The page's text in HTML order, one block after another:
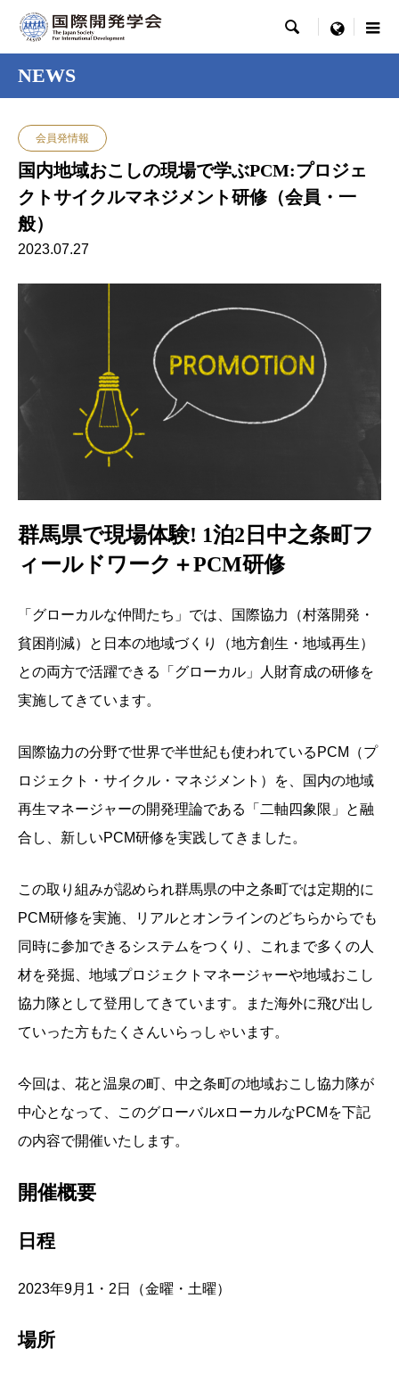
 menu
NEWS
会員発情報
国内地域おこしの現場で学ぶPCM:プロジェ
クトサイクルマネジメント研修（会員・一
般）
2023.07.27
群馬県で現場体験! 1泊2日中之条町フ
ィールドワーク＋PCM研修
「グローカルな仲間たち」では、国際協力（村落開発・
貧困削減）と日本の地域づくり（地方創生・地域再生）
との両方で活躍できる「グローカル」人財育成の研修を
実施してきています。
国際協力の分野で世界で半世紀も使われているPCM（プ
ロジェクト・サイクル・マネジメント）を、国内の地域
再生マネージャーの開発理論である「二軸四象限」と融
合し、新しいPCM研修を実践してきました。
この取り組みが認められ群馬県の中之条町では定期的に
PCM研修を実施、リアルとオンラインのどちらからでも
同時に参加できるシステムをつくり、これまで多くの人
材を発掘、地域プロジェクトマネージャーや地域おこし
協力隊として登用してきています。また海外に飛び出し
ていった方もたくさんいらっしゃいます。
今回は、花と温泉の町、中之条町の地域おこし協力隊が
中心となって、このグローバルxローカルなPCMを下記
の内容で開催いたします。
開催概要
日程
2023年9月1・2日（金曜・土曜）
場所